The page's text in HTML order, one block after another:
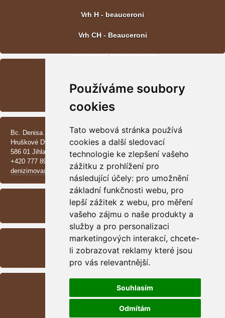
Používáme soubory
cookies
Tato webová stránka používá
cookies a další sledovací
technologie ke zlepšení vašeho
zážitku z prohlížení pro
následující účely: pro umožnění
základní funkčnosti webu, pro
lepší zážitek z webu, pro měření
vašeho zájmu o naše produkty a
služby a pro personalizaci
marketingových interakcí, chcete-
li zobrazovat reklamy které jsou
pro vás relevantnější.
Souhlasím
Odmítám
Vrh H - beauceroni
Vrh CH - Beauceroni
Bc. Denisa Zimová
Hruškové Dvory 370 E
586 01 Jihlava
+420 777 890 137
denizimova@seznam.cz
ARCHIV
<< září / 2025 >>
RSS
Přehled zdrojů
1700001
Měsíc:
44812
340